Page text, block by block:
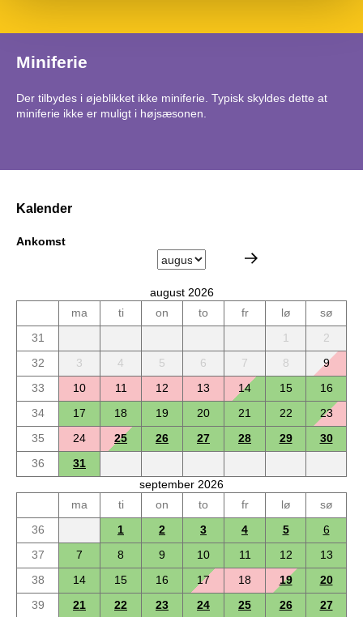
Miniferie
Der tilbydes i øjeblikket ikke miniferie. Typisk skyldes dette at
miniferie ikke er muligt i højsæsonen.
Kalender
Ankomst
august 2026
ma
ti on to fr lø
sø
31
1
2
32
3 4 5 6 7 8
9
33
10 11 12 13 14 15
16
34
17 18 19 20 21 22
23
35
24 25 26 27 28 29
30
36
31
september 2026
ma
ti on to fr lø
sø
36
1 2 3 4 5
6
37
7 8 9 10 11 12
13
38
14 15 16 17 18 19
20
39
21 22 23 24 25 26
27